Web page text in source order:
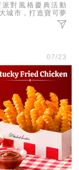
對風格慶典活動
城市，打造寶可夢
07/23